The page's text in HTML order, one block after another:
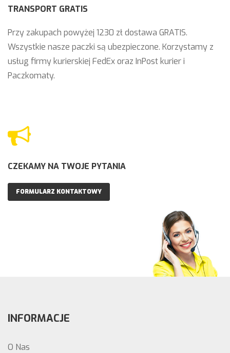
TRANSPORT GRATIS
Przy zakupach powyżej 1230 zł dostawa GRATIS.
Wszystkie nasze paczki są ubezpieczone. Korzystamy z
usług firmy kurierskiej FedEx oraz InPost kurier i
Paczkomaty.
CZEKAMY NA TWOJE PYTANIA
FORMULARZ KONTAKTOWY
INFORMACJE
O Nas